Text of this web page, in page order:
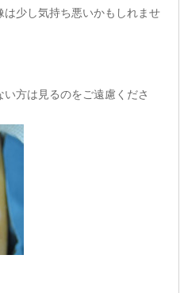
少し気持ち悪いかもしれませ
方は見るのをご遠慮くださ